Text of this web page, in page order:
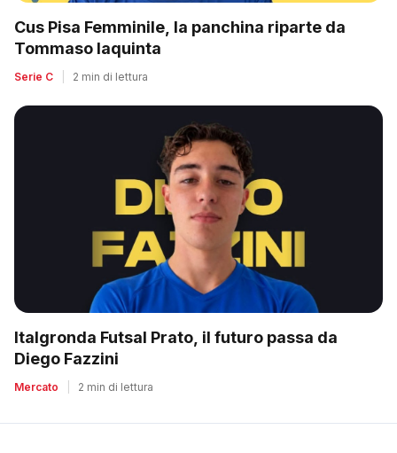
Cus Pisa Femminile, la panchina riparte da
Tommaso Iaquinta
Serie C 2 min di lettura
Italgronda Futsal Prato, il futuro passa da
Diego Fazzini
Mercato 2 min di lettura